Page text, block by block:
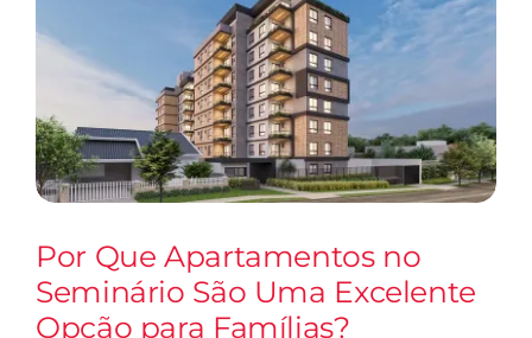
Por Que Apartamentos no
Seminário São Uma Excelente
Opção para Famílias?